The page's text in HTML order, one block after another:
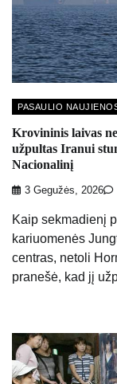
PASAULIO
Krovininis laivas
užpultas Iranui
Nacionalinį
3 Gegužės, 2026
Kaip sekmadienį
kariuomenės
centras, netoli
pranešė, kad jį